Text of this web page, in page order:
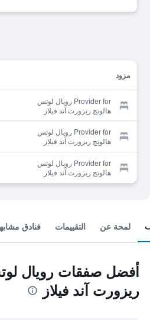
مزود
Provider for رويال لوتس
هالونج ريزورت آند فيلاز
Provider for رويال لوتس
هالونج ريزورت آند فيلاز
Provider for رويال لوتس
هالونج ريزورت آند فيلاز
لمحة عن التقييمات فنادق
أفضل صفقات رويال
ريزورت آند فيلاز